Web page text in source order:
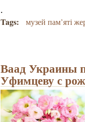
.
Tags:
музей пам’яті
Ваад Украины
Уфимцеву с